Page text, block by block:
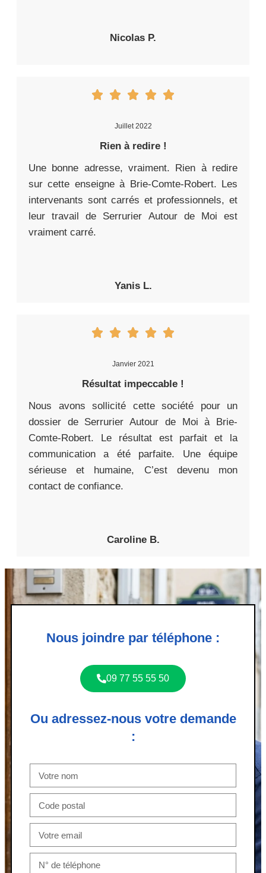
Nicolas P.
Juillet 2022
Rien à redire !
Une bonne adresse, vraiment. Rien à redire
sur cette enseigne à Brie-Comte-Robert. Les
intervenants sont carrés et professionnels, et
leur travail de Serrurier Autour de Moi est
vraiment carré.
Yanis L.
Janvier 2021
Résultat impeccable !
Nous avons sollicité cette société pour un
dossier de Serrurier Autour de Moi à Brie-
Comte-Robert. Le résultat est parfait et la
communication a été parfaite. Une équipe
sérieuse et humaine, C’est devenu mon
contact de confiance.
Caroline B.
Nous joindre par téléphone :
09 77 55 55 50
Ou adressez-nous votre demande
: